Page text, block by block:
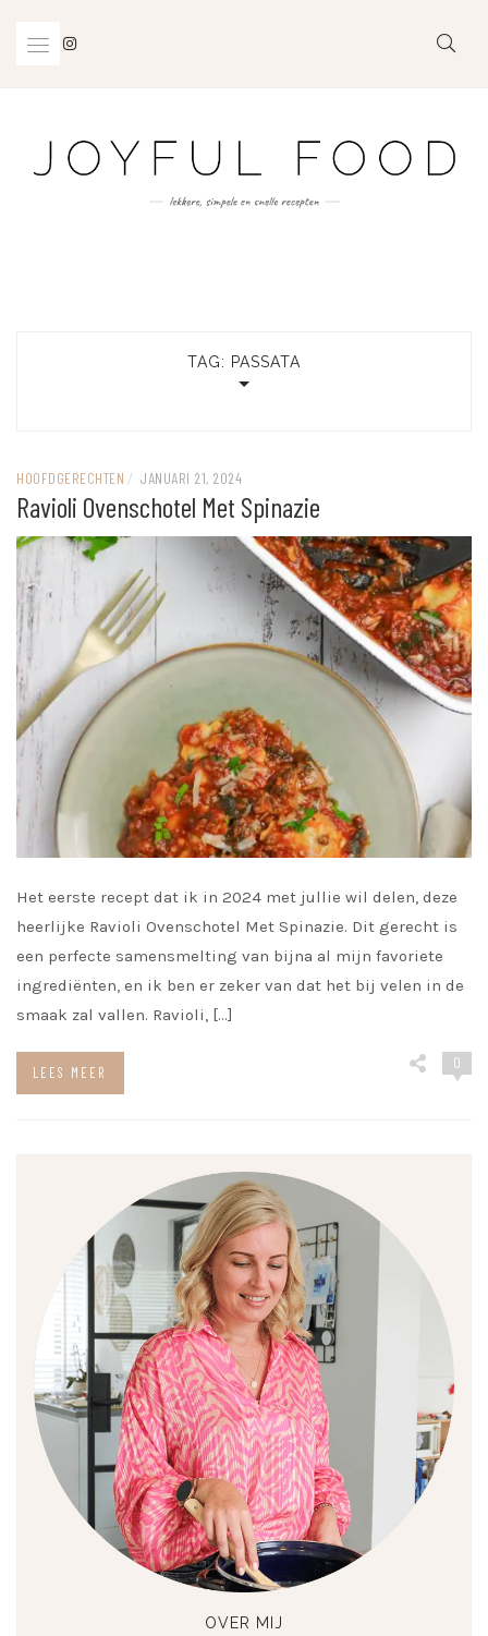
TAG: PASSATA
HOOFDGERECHTEN / JANUARI 21, 2024
Ravioli Ovenschotel Met Spinazie
Het eerste recept dat ik in 2024 met jullie wil delen, deze
heerlijke Ravioli Ovenschotel Met Spinazie. Dit gerecht is
een perfecte samensmelting van bijna al mijn favoriete
ingrediënten, en ik ben er zeker van dat het bij velen in de
smaak zal vallen. Ravioli, […]
LEES MEER
0
OVER MIJ